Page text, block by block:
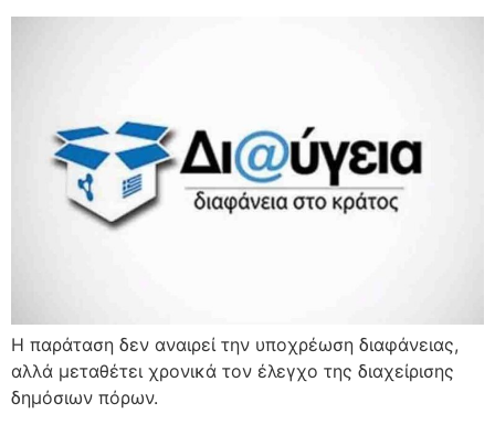
Η παράταση δεν αναιρεί την υποχρέωση διαφάνειας,
αλλά μεταθέτει χρονικά τον έλεγχο της διαχείρισης
δημόσιων πόρων.